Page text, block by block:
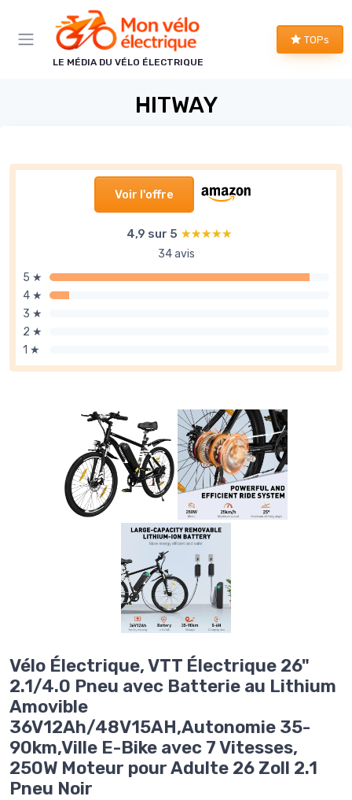
LE MÉDIA DU VÉLO ÉLECTRIQUE
TOPs
HITWAY
Voir l'offre
4,9 sur 5 ★★★★★
★★★★★
34 avis
5 ★
4 ★
3 ★
2 ★
1 ★
Vélo Électrique, VTT Électrique 26"
2.1/4.0 Pneu avec Batterie au Lithium
Amovible
36V12Ah/48V15AH,Autonomie 35-
90km,Ville E-Bike avec 7 Vitesses,
250W Moteur pour Adulte 26 Zoll 2.1
Pneu Noir
Panneau de gestion des cookies